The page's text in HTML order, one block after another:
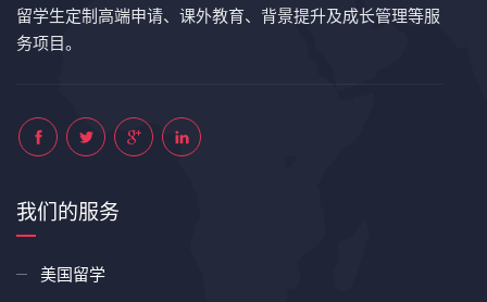
留学生定制高端申请、课外教育、背景提升及成长管理等服
务项目。
我们的服务
美国留学